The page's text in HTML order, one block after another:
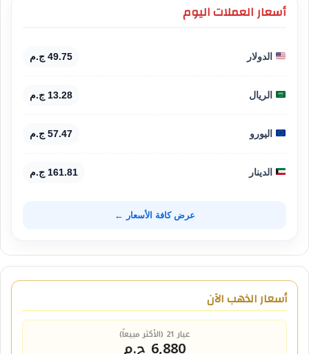
أسعار العملات اليوم
الدولار 49.75 ج.م
الريال 13.28 ج.م
اليورو 57.47 ج.م
الدينار 161.81 ج.م
عرض كافة الأسعار ←
أسعار الذهب الآن
عيار 21 (الأكثر مبيعاً)
6,880 ج.م